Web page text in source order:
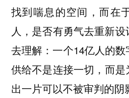
找到喘息的空间，而在
人，是否有勇气去重新
去理解：一个14亿人的
供给不是连接一切， 而是
出一片可以不被审判的阴